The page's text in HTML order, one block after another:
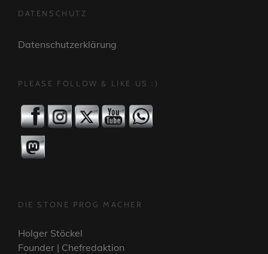
DATENSCHUTZ
Datenschutzerklärung
PLEASE FOLLOW & LIKE US :)
DIE STONE PROG MACHER
Holger Stöckel
Founder | Chefredaktion